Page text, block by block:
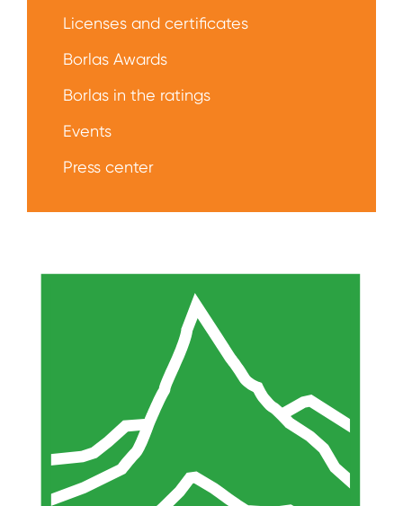
Licenses and certificates
Borlas Awards
Borlas in the ratings
Events
Press center